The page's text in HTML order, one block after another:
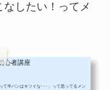
したい！ってメ
心者講座
て半パンはキツイな･･･」って思ってるメン